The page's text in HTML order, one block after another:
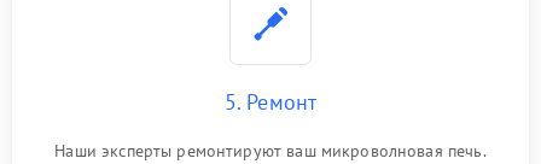
5. Ремонт
Наши эксперты ремонтируют ваш микроволновая печь.